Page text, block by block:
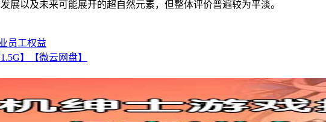
展以及未来可能展开的超自然元素，但整体评价普遍较为平淡。
员工权益
】【微云网盘】